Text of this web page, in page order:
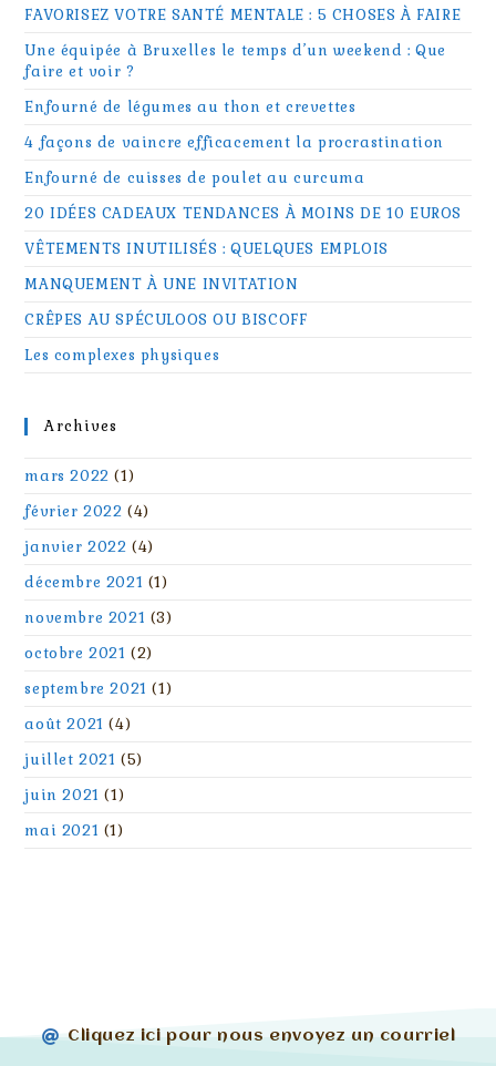
FAVORISEZ VOTRE SANTÉ MENTALE : 5 CHOSES À FAIRE
Une équipée à Bruxelles le temps d’un weekend : Que
faire et voir ?
Enfourné de légumes au thon et crevettes
4 façons de vaincre efficacement la procrastination
Enfourné de cuisses de poulet au curcuma
20 IDÉES CADEAUX TENDANCES À MOINS DE 10 EUROS
VÊTEMENTS INUTILISÉS : QUELQUES EMPLOIS
MANQUEMENT À UNE INVITATION
CRÊPES AU SPÉCULOOS OU BISCOFF
Les complexes physiques
Archives
mars 2022 (1)
février 2022 (4)
janvier 2022 (4)
décembre 2021 (1)
novembre 2021 (3)
octobre 2021 (2)
septembre 2021 (1)
août 2021 (4)
juillet 2021 (5)
juin 2021 (1)
mai 2021 (1)
Cliquez ici pour nous envoyez un courriel